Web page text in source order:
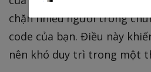
chặn nhiều người trong
code của bạn. Điều này
nên khó duy trì trong một